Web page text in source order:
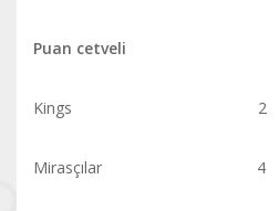
Puan cetveli
Kings 2
Mirasçılar 4